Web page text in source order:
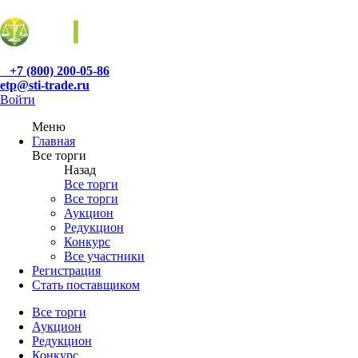
+7 (800) 200-05-86
etp@sti-trade.ru
Войти
Меню
Главная
Все торги
Назад
Все торги
Все торги
Аукцион
Редукцион
Конкурс
Все участники
Регистрация
Стать поставщиком
Все торги
Аукцион
Редукцион
Конкурс